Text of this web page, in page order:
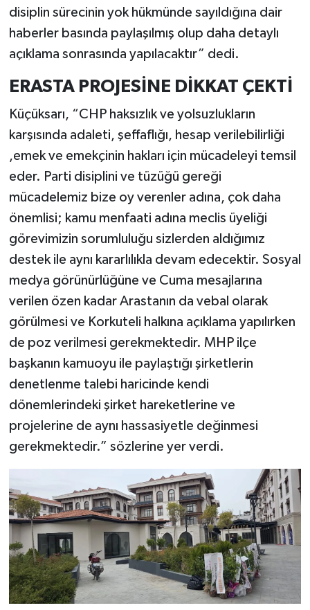
disiplin sürecinin yok hükmünde sayıldığına dair
haberler basında paylaşılmış olup daha detaylı
açıklama sonrasında yapılacaktır” dedi.
ERASTA PROJESİNE DİKKAT ÇEKTİ
Küçüksarı, “CHP haksızlık ve yolsuzlukların
karşısında adaleti, şeffaflığı, hesap verilebilirliği
,emek ve emekçinin hakları için mücadeleyi temsil
eder. Parti disiplini ve tüzüğü gereği
mücadelemiz bize oy verenler adına, çok daha
önemlisi; kamu menfaati adına meclis üyeliği
görevimizin sorumluluğu sizlerden aldığımız
destek ile aynı kararlılıkla devam edecektir. Sosyal
medya görünürlüğüne ve Cuma mesajlarına
verilen özen kadar Arastanın da vebal olarak
görülmesi ve Korkuteli halkına açıklama yapılırken
de poz verilmesi gerekmektedir. MHP ilçe
başkanın kamuoyu ile paylaştığı şirketlerin
denetlenme talebi haricinde kendi
dönemlerindeki şirket hareketlerine ve
projelerine de aynı hassasiyetle değinmesi
gerekmektedir.” sözlerine yer verdi.